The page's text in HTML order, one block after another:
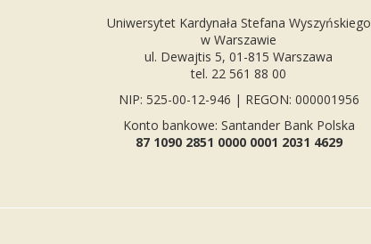
Uniwersytet Kardynała Stefana Wyszyńskiego
w Warszawie
ul. Dewajtis 5, 01-815 Warszawa
tel. 22 561 88 00
NIP: 525-00-12-946 | REGON: 000001956
Konto bankowe: Santander Bank Polska
87 1090 2851 0000 0001 2031 4629